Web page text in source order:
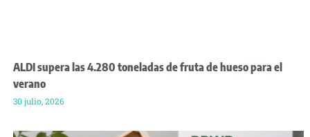
ALDI supera las 4.280 toneladas de fruta de hueso para el
verano
30 julio, 2026